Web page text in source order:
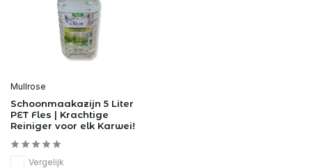
Mullrose
Schoonmaakazijn 5 Liter
PET Fles | Krachtige
Reiniger voor elk Karwei!
Vergelijk